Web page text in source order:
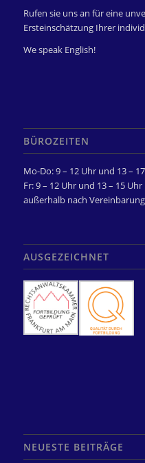
Rufen sie uns an für eine
Ersteinschätzung Ihrer
We speak English!
BÜROZEITEN
Mo-Do: 9 – 12 Uhr und 13 –
Fr: 9 – 12 Uhr und 13 – 15 Uhr
außerhalb nach Vereinbarung
AUSGEZEICHNET
NEUESTE BEITRÄGE